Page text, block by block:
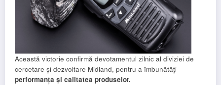
Această victorie confirmă devotamentul zilnic al diviziei de
cercetare și dezvoltare Midland, pentru a îmbunătăți
performanța și calitatea produselor.